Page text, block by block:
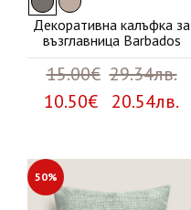
Декоративна калъфка за
възглавница Barbados
15.00€ 29.34лв.
10.50€ 20.54лв.
50%